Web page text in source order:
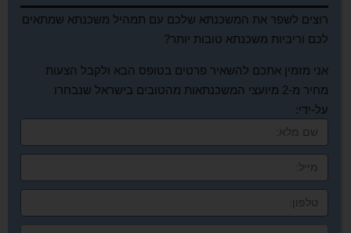
רוצים לשפר את המשכנתא שלכם עם תמהיל משכנתא שמתאים
לכם וריביות משכנתא טובות יותר?
אני מזמין אתכם להשאיר פרטים בטופס הבא ולקבל הצעות
מחיר מ-2 מיועצי המשכנתאות מהטובים בישראל שנבחרו
על-ידי: